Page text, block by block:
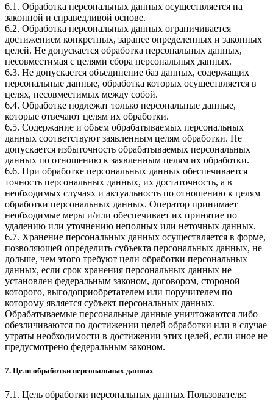
6.1. Обработка персональных данных осуществляется на
законной и справедливой основе.
6.2. Обработка персональных данных ограничивается
достижением конкретных, заранее определенных и законных
целей. Не допускается обработка персональных данных,
несовместимая с целями сбора персональных данных.
6.3. Не допускается объединение баз данных, содержащих
персональные данные, обработка которых осуществляется в
целях, несовместимых между собой.
6.4. Обработке подлежат только персональные данные,
которые отвечают целям их обработки.
6.5. Содержание и объем обрабатываемых персональных
данных соответствуют заявленным целям обработки. Не
допускается избыточность обрабатываемых персональных
данных по отношению к заявленным целям их обработки.
6.6. При обработке персональных данных обеспечивается
точность персональных данных, их достаточность, а в
необходимых случаях и актуальность по отношению к целям
обработки персональных данных. Оператор принимает
необходимые меры и/или обеспечивает их принятие по
удалению или уточнению неполных или неточных данных.
6.7. Хранение персональных данных осуществляется в форме,
позволяющей определить субъекта персональных данных, не
дольше, чем этого требуют цели обработки персональных
данных, если срок хранения персональных данных не
установлен федеральным законом, договором, стороной
которого, выгодоприобретателем или поручителем по
которому является субъект персональных данных.
Обрабатываемые персональные данные уничтожаются либо
обезличиваются по достижении целей обработки или в случае
утраты необходимости в достижении этих целей, если иное не
предусмотрено федеральным законом.
7. Цели обработки персональных данных
7.1. Цель обработки персональных данных Пользователя: